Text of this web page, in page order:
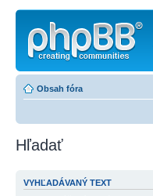
Obsah fóra
Hľadať
VYHĽADÁVANÝ TEXT